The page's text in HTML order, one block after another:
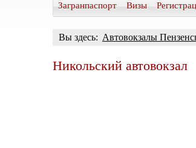
Загранпаспорт Визы
Вы здесь: Автовокзалы
Никольский автовокзал